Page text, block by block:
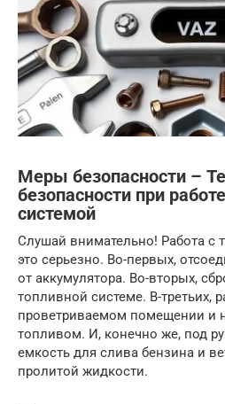
Меры безопасности –
безопасности при
системой
Слушай внимательно! Работа с
это серьезно. Во-первых,
от аккумулятора. Во-вторых,
топливной системе. В-третьих,
проветриваемом помещении и
топливом. И, конечно же, под
емкость для слива бензина и
пролитой жидкости.